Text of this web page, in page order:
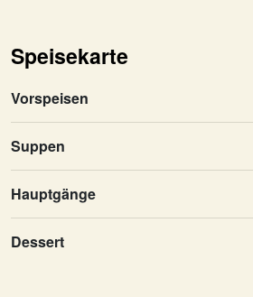
Speisekarte
Vorspeisen
Suppen
Hauptgänge
Dessert